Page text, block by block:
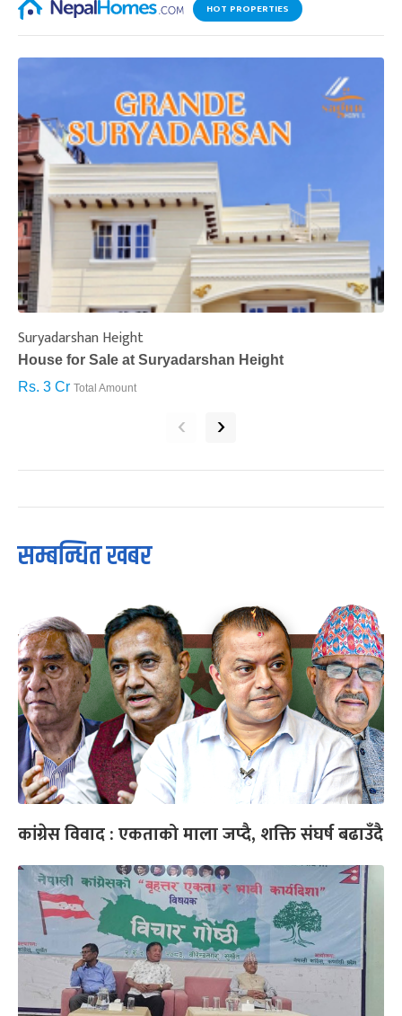
HOT PROPERTIES
Suryadarshan Height
House for Sale at Suryadarshan Height
Rs. 3 Cr Total Amount
‹ ›
सम्बन्धित खबर
कांग्रेस विवाद : एकताको माला जप्दै, शक्ति संघर्ष बढाउँदै